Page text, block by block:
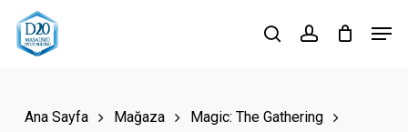
Skip
searchaccount
Ana Sayfa Mağaza
Magic: The Gathering